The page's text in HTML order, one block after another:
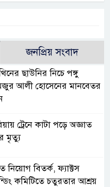
জনপ্রিয় সংবাদ
ছাউনির নিচে পঙ্গু
আলী হোসেনের মানবেতর
ট্রেনে কাটা পড়ে অজ্ঞাত
মৃত্যু
নিয়োগ বিতর্ক, ফ্যাক্টস
কমিটিতে চতুরতার আশ্রয়